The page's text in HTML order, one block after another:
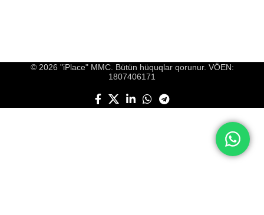
© 2026 "iPlace" MMC. Bütün hüquqlar qorunur. VÖEN:
1807406171